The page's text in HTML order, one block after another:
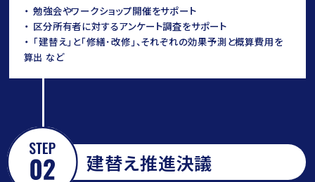
勉強会やワークショップ開催をサポート
区分所有者に対するアンケート調査をサポート
｢建替え｣と｢修繕･改修｣、それぞれの効果予測と概算費用を
算出 など
建替え推進決議